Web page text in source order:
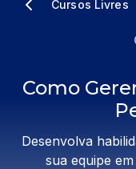
Cursos Livres
Como
Desenvolva
sua equipe